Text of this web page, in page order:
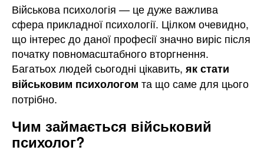
Військова психологія — це дуже важлива
сфера прикладної психології. Цілком очевидно,
що інтерес до даної професії значно виріс після
початку повномасштабного вторгнення.
Багатьох людей сьогодні цікавить, як стати
військовим психологом та що саме для цього
потрібно.
Чим займається військовий
психолог?